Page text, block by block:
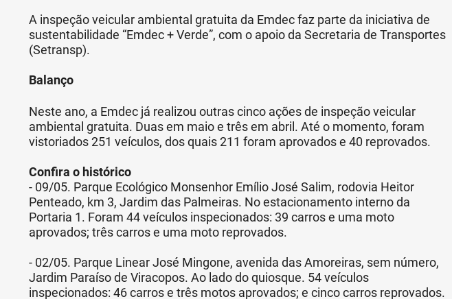
A inspeção veicular ambiental gratuita da Emdec faz parte da iniciativa de
sustentabilidade “Emdec + Verde”, com o apoio da Secretaria de Transportes
(Setransp).
Balanço
Neste ano, a Emdec já realizou outras cinco ações de inspeção veicular
ambiental gratuita. Duas em maio e três em abril. Até o momento, foram
vistoriados 251 veículos, dos quais 211 foram aprovados e 40 reprovados.
Confira o histórico
- 09/05. Parque Ecológico Monsenhor Emílio José Salim, rodovia Heitor
Penteado, km 3, Jardim das Palmeiras. No estacionamento interno da
Portaria 1. Foram 44 veículos inspecionados: 39 carros e uma moto
aprovados; três carros e uma moto reprovados.
- 02/05. Parque Linear José Mingone, avenida das Amoreiras, sem número,
Jardim Paraíso de Viracopos. Ao lado do quiosque. 54 veículos
inspecionados: 46 carros e três motos aprovados; e cinco carros reprovados.